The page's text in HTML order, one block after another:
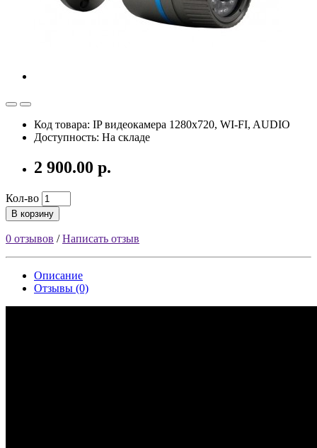
Код товара: IP видеокамера 1280х720, WI-FI, AUDIO
Доступность: На складе
2 900.00 р.
Кол-во
В корзину
0 отзывов /Написать отзыв
Описание
Отзывы (0)